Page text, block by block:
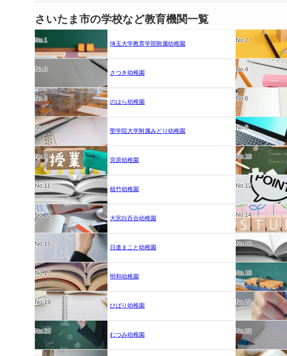
さいたま市の学校など教育機関一覧
No.1
埼玉大学教育学部附属幼稚園
No.2
No.3
さつき幼稚園
No.4
No.5
のはら幼稚園
No.6
No.7
聖学院大学附属みどり幼稚園
No.8
No.9
宮原幼稚園
No.10
No.11
植竹幼稚園
No.12
No.13
大宮白百合幼稚園
No.14
No.15
日進まこと幼稚園
No.16
No.17
明和幼稚園
No.18
No.19
ひばり幼稚園
No.20
No.21
むつみ幼稚園
No.22